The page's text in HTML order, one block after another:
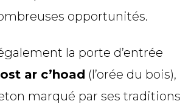
opportunités.
la porte d’entrée
ar c’hoad (l’orée du bois),
marqué par ses traditions